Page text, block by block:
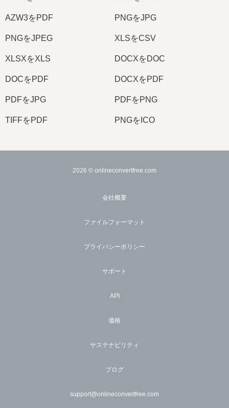
AZW3をPDF PNGをJPG
PNGをJPEG XLSをCSV
XLSXをXLS DOCXをDOC
DOCをPDF DOCXをPDF
PDFをJPG PDFをPNG
TIFFをPDF PNGをICO
2026 © onlineconvertfree.com
会社概要
ファイルフォーマット
プライバシーポリシー
サポート
API
価格
サステナビリティ
ブログ
support@onlineconvertfree.com